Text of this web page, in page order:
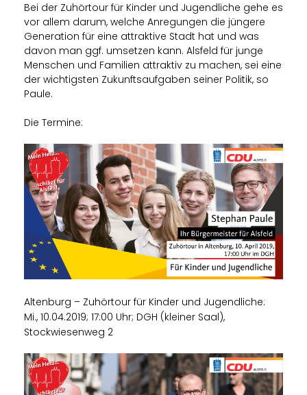
Bei der Zuhörtour für Kinder und Jugendliche gehe es
vor allem darum, welche Anregungen die jüngere
Generation für eine attraktive Stadt hat und was
davon man ggf. umsetzen kann. Alsfeld für junge
Menschen und Familien attraktiv zu machen, sei eine
der wichtigsten Zukunftsaufgaben seiner Politik, so
Paule.
Die Termine:
Altenburg – Zuhörtour für Kinder und Jugendliche:
Mi., 10.04.2019; 17:00 Uhr; DGH (kleiner Saal),
Stockwiesenweg 2